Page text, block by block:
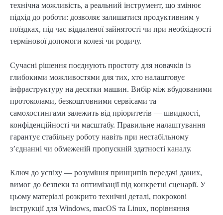
технічна можливість, а реальний інструмент, що змінює
підхід до роботи: дозволяє залишатися продуктивним у
поїздках, під час віддаленої зайнятості чи при необхідності
термінової допомоги колезі чи родичу.
Сучасні рішення поєднують простоту для новачків із
глибокими можливостями для тих, хто налаштовує
інфраструктуру на десятки машин. Вибір між вбудованими
протоколами, безкоштовними сервісами та
самохостингами залежить від пріоритетів — швидкості,
конфіденційності чи масштабу. Правильне налаштування
гарантує стабільну роботу навіть при нестабільному
з’єднанні чи обмеженій пропускній здатності каналу.
Ключ до успіху — розуміння принципів передачі даних,
вимог до безпеки та оптимізації під конкретні сценарії. У
цьому матеріалі розкрито технічні деталі, покрокові
інструкції для Windows, macOS та Linux, порівняння